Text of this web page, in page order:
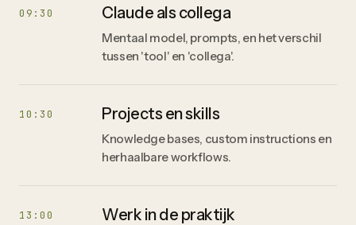
09:30 Claude als collega
Mentaal model, prompts, en het verschil
tussen 'tool' en 'collega'.
10:30 Projects en skills
Knowledge bases, custom instructions en
herhaalbare workflows.
13:00 Werk in de praktijk